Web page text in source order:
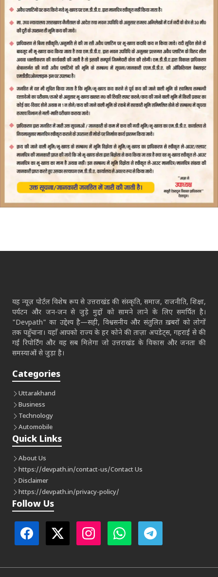
यह न्यूज़ पोर्टल विशेष रूप से उत्तराखंड की संस्कृति, समाज, राजनीति, शिक्षा,
पर्यटन और जन-जन से जुड़े मुद्दों को सामने लाने के लिए समर्पित है।
"Devpath" का उद्देश्य है—सही, विश्वसनीय और संतुलित ख़बरों को लोगों
तक पहुँचाना। यहाँ आपको राज्य के हर कोने की ताज़ा अपडेट्स, गहराई से की
गई रिपोर्टिंग और वह सब मिलेगा जो उत्तराखंड के विकास और जनता की
समस्याओं से जुड़ा है।
Categories
Uttarakhand
Business
Technology
Automobile
Quick Links
About Us
https://devpath.in/contact-us/Contact Us
Disclaimer
https://devpath.in/privacy-policy/
Follow Us